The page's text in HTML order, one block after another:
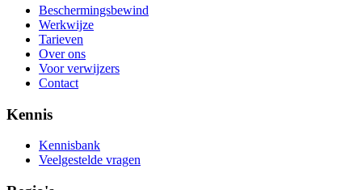
Beschermingsbewind
Werkwijze
Tarieven
Over ons
Voor verwijzers
Contact
Kennis
Kennisbank
Veelgestelde vragen